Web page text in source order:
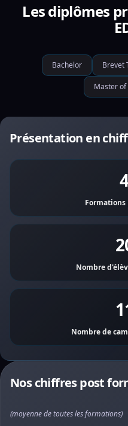
Les diplômes
Bachelor Brevet
Master of
Présentation en
Formations
Nombre
Nombre de
Nos chiffres post
(moyenne de toutes les formations)